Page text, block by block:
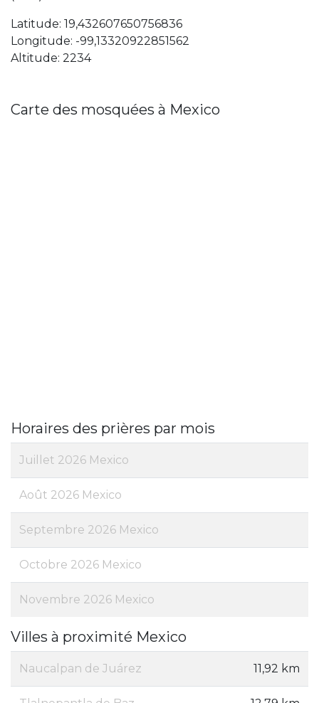
Latitude: 19,432607650756836
Longitude: -99,13320922851562
Altitude: 2234
Carte des mosquées à Mexico
Horaires des prières par mois
Juillet 2026 Mexico
Août 2026 Mexico
Septembre 2026 Mexico
Octobre 2026 Mexico
Novembre 2026 Mexico
Villes à proximité Mexico
Naucalpan de Juárez 11,92 km